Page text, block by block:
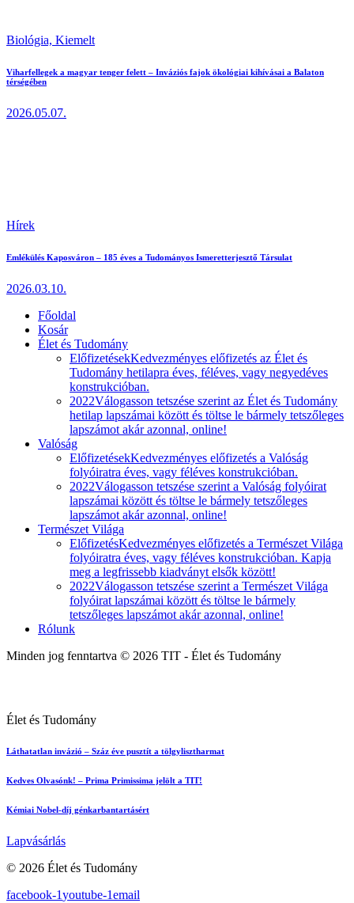
Biológia, Kiemelt
Viharfellegek a magyar tenger felett – Inváziós fajok ökológiai kihívásai a Balaton
térségében
2026.05.07.
Hírek
Emlékülés Kaposváron – 185 éves a Tudományos Ismeretterjesztő Társulat
2026.03.10.
Főoldal
Kosár
Élet és Tudomány
ElőfizetésekKedvezményes előfizetés az Élet és
Tudomány hetilapra éves, féléves, vagy negyedéves
konstrukcióban.
2022Válogasson tetszése szerint az Élet és Tudomány
hetilap lapszámai között és töltse le bármely tetszőleges
lapszámot akár azonnal, online!
Valóság
ElőfizetésekKedvezményes előfizetés a Valóság
folyóiratra éves, vagy féléves konstrukcióban.
2022Válogasson tetszése szerint a Valóság folyóirat
lapszámai között és töltse le bármely tetszőleges
lapszámot akár azonnal, online!
Természet Világa
ElőfizetésKedvezményes előfizetés a Természet Világa
folyóiratra éves, vagy féléves konstrukcióban. Kapja
meg a legfrissebb kiadványt elsők között!
2022Válogasson tetszése szerint a Természet Világa
folyóirat lapszámai között és töltse le bármely
tetszőleges lapszámot akár azonnal, online!
Rólunk
Minden jog fenntartva © 2026 TIT - Élet és Tudomány
Élet és Tudomány
Láthatatlan invázió – Száz éve pusztít a tölgylisztharmat
Kedves Olvasónk! – Prima Primissima jelölt a TIT!
Kémiai Nobel-díj génkarbantartásért
Lapvásárlás
© 2026 Élet és Tudomány
facebook-1youtube-1email